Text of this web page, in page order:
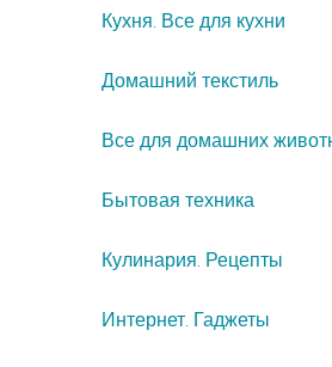
Кухня. Все для кухни
Домашний текстиль
Все для домашних
Бытовая техника
Кулинария. Рецепты
Интернет. Гаджеты